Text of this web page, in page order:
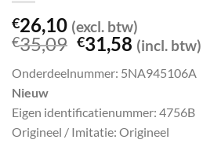
€26,10 (excl. btw)
€35,09 Oorspronkelijke
prijs
was:
€31,58Huidige
prijs
is:
(incl. btw)
Onderdeelnummer: 5NA945106A
Nieuw
Eigen identificatienummer: 4756B
Origineel / Imitatie: Origineel